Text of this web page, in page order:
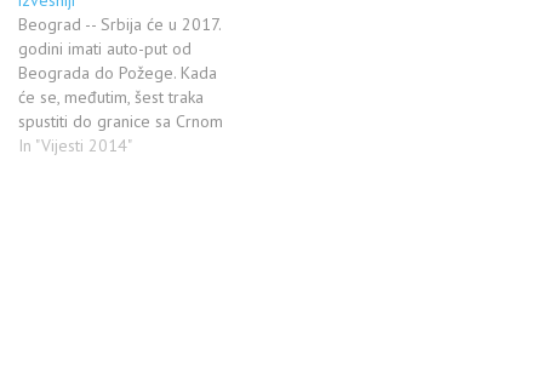
Beograd -- Srbija će u 2017.
godini imati auto-put od
Beograda do Požege. Kada
će se, međutim, šest traka
spustiti do granice sa Crnom
Gorom još nije poznato. Za
In "Vijesti 2014"